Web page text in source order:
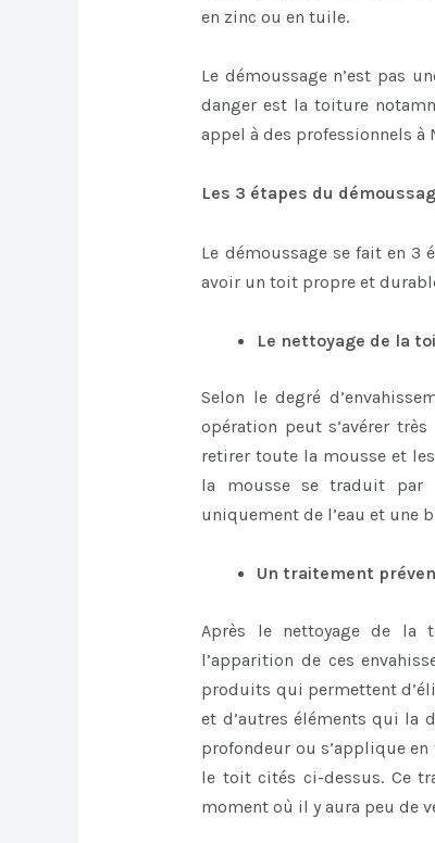
en zinc ou en tuile.
Le démoussage n’est pas
danger est la toiture
appel à des professionnels
Les 3 étapes du
Le démoussage se fait en 3
avoir un toit propre et
Le nettoyage de la
Selon le degré
opération peut s’avérer
retirer toute la mousse et
la mousse se traduit par
uniquement de l’eau et une
Un traitement
Après le nettoyage de la
l’apparition de ces
produits qui permettent
et d’autres éléments qui la
profondeur ou s’applique
le toit cités ci-dessus. Ce
moment où il y aura peu de